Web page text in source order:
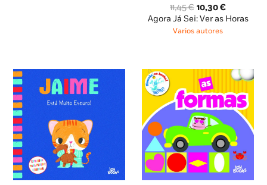
11,45€ O
preço
original
10,30€O
preço
Agora Já Sei: Ver as Horas
Varios autores